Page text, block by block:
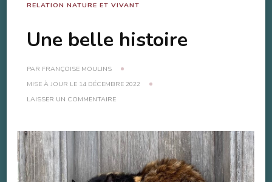
RELATION NATURE ET VIVANT
Une belle histoire
PAR FRANÇOISE MOULINS
MISE À JOUR LE 14 DÉCEMBRE 2022
LAISSER UN COMMENTAIRESUR